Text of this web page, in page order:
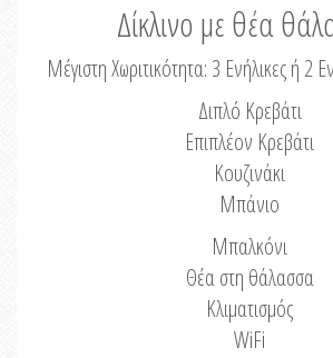
Δίκλινο με θέα
Μέγιστη Χωριτικότητα: 3 Ενήλικες ή 2
Διπλό Κρεβάτι
Επιπλέον Κρεβάτι
Κουζινάκι
Μπάνιο
Μπαλκόνι
Θέα στη θάλασσα
Κλιματισμός
WiFi